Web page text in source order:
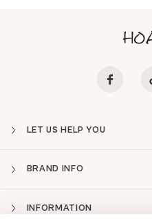
LET US HELP YOU
BRAND INFO
INFORMATION